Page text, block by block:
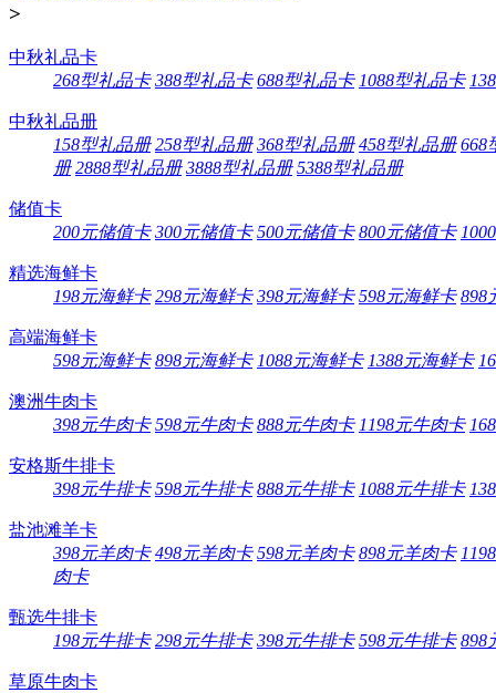
>
中秋礼品卡
268型礼品卡 388型礼品卡 688型礼品卡 1088型礼品卡
中秋礼品册
158型礼品册 258型礼品册 368型礼品册 458型礼品册 668
册 2888型礼品册 3888型礼品册 5388型礼品册
储值卡
200元储值卡 300元储值卡 500元储值卡 800元储值卡
精选海鲜卡
198元海鲜卡 298元海鲜卡 398元海鲜卡 598元海鲜卡 898
高端海鲜卡
598元海鲜卡 898元海鲜卡 1088元海鲜卡 1388元海鲜卡
澳洲牛肉卡
398元牛肉卡 598元牛肉卡 888元牛肉卡 1198元牛肉卡
安格斯牛排卡
398元牛排卡 598元牛排卡 888元牛排卡 1088元牛排卡
盐池滩羊卡
398元羊肉卡 498元羊肉卡 598元羊肉卡 898元羊肉卡
肉卡
甄选牛排卡
198元牛排卡 298元牛排卡 398元牛排卡 598元牛排卡 898
草原牛肉卡